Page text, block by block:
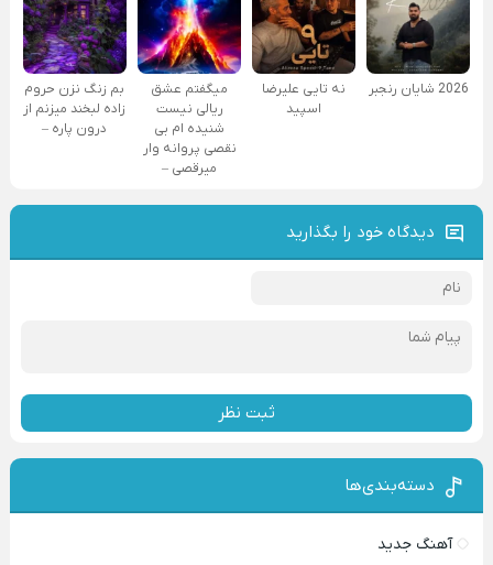
2026 شایان رنجبر
نه تایی علیرضا
اسپید
میگفتم عشق
ریالی نیست
شنیده ام بی
نقصی پروانه وار
میرقصی –
بم زنگ نزن حروم
زاده لبخند میزنم از
درون پاره –
دیدگاه خود را بگذارید
ثبت نظر
دسته‌بندی‌ها
آهنگ جدید